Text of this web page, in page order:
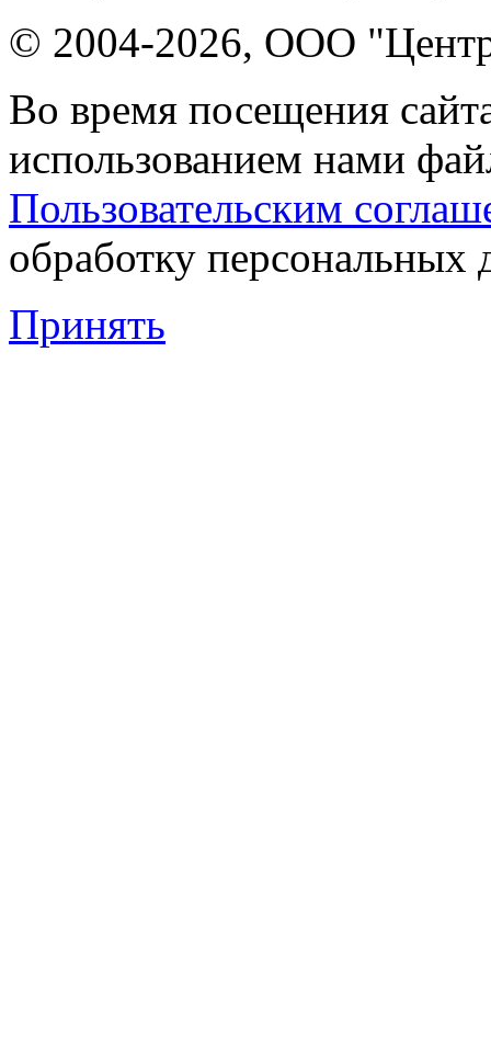
© 2004-2026, ООО "Центр
Во время посещения
использованием нами
Пользовательским
обработку персональных
Принять